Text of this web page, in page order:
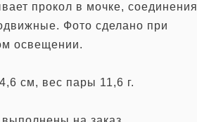
прокол в мочке, соединения
Фото сделано при
освещении.
см, вес пары 11,6 г.